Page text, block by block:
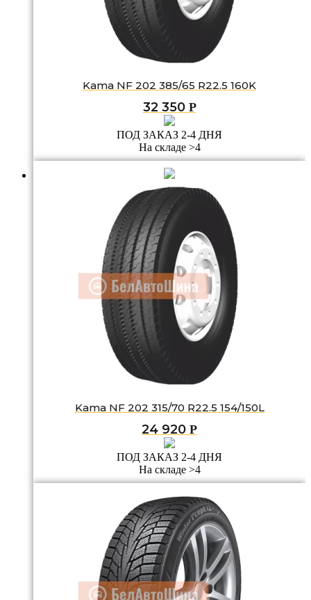
Kama NF 202 385/65 R22.5 160K
32 350 Р
ПОД ЗАКАЗ 2-4 ДНЯ
На складе >4
Kama NF 202 315/70 R22.5 154/150L
24 920 Р
ПОД ЗАКАЗ 2-4 ДНЯ
На складе >4